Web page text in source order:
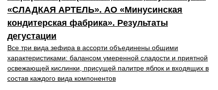
«СЛАДКАЯ АРТЕЛЬ». АО «Минусинская
кондитерская фабрика». Результаты
дегустации
Все три вида зефира в ассорти объединены общими
характеристиками: балансом умеренной сладости и приятной
освежающей кислинки, присущей палитре яблок и входящих в
состав каждого вида компонентов